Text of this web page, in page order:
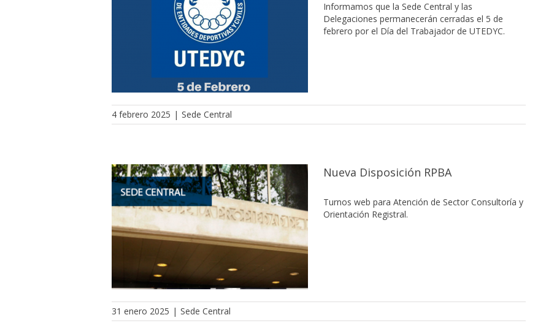
Informamos que la Sede Central y las
Delegaciones permanecerán cerradas el 5 de
febrero por el Día del Trabajador de UTEDYC.
4 febrero 2025 | Sede Central
Nueva Disposición RPBA
Turnos web para Atención de Sector Consultoría y
Orientación Registral.
31 enero 2025 | Sede Central